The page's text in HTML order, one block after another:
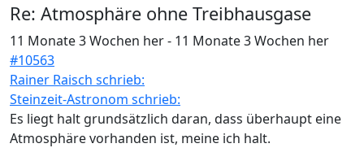
Re: Atmosphäre ohne Treibhausgase
11 Monate 3 Wochen her- 11 Monate 3 Wochen her
#10563
Rainer Raisch schrieb:
Steinzeit-Astronom schrieb:
Es liegt halt grundsätzlich daran, dass überhaupt eine
Atmosphäre vorhanden ist, meine ich halt.